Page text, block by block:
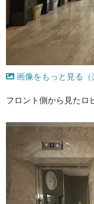
画像をもっと見る（
フロント側から見たロ